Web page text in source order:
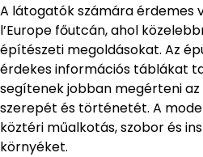
A látogatók számára érdemes
l’Europe főutcán, ahol
építészeti megoldásokat. Az
érdekes információs táblákat
segítenek jobban megérteni
szerepét és történetét. A
köztéri műalkotás, szobor és
környéket.